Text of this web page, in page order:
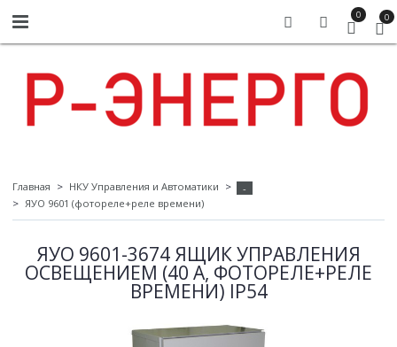
0 0
Главная НКУ Управления и Автоматики
-
ЯУО 9601 (фотореле+реле времени)
ЯУО 9601-3674 ЯЩИК УПРАВЛЕНИЯ
ОСВЕЩЕНИЕМ (40 А, ФОТОРЕЛЕ+РЕЛЕ
ВРЕМЕНИ) IP54